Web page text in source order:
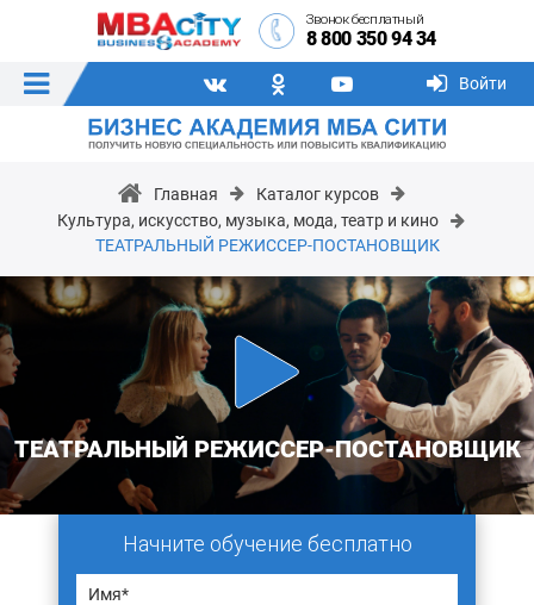
Звонок бесплатный
8 800 350 94 34
Войти
Главная
Каталог курсов
Культура, искусство, музыка, мода, театр и кино
ТЕАТРАЛЬНЫЙ РЕЖИССЕР-ПОСТАНОВЩИК
ТЕАТРАЛЬНЫЙ РЕЖИССЕР-ПОСТАНОВЩИК
Начните обучение бесплатно